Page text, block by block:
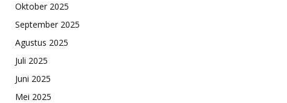
Oktober 2025
September 2025
Agustus 2025
Juli 2025
Juni 2025
Mei 2025